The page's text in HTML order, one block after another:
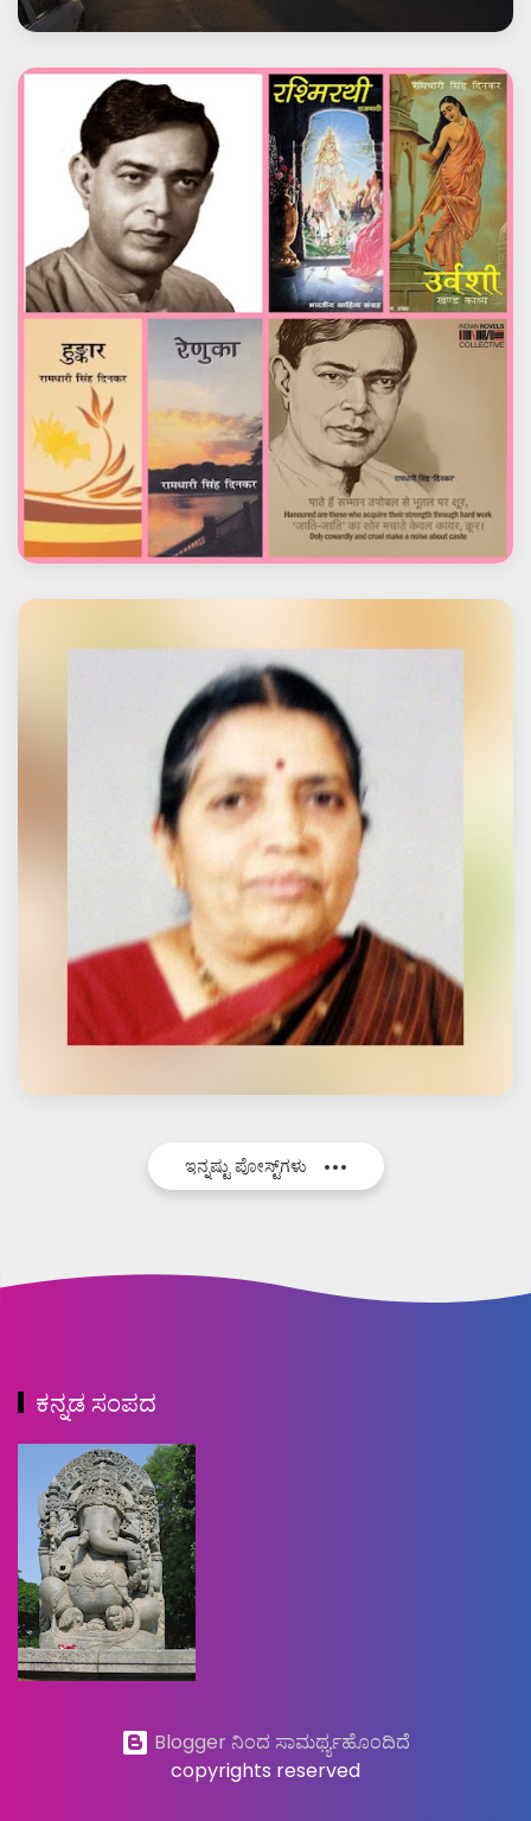
ಇನ್ನಷ್ಟು ಪೋಸ್ಟ್‌ಗಳು
ಕನ್ನಡ ಸಂಪದ
Blogger ನಿಂದ ಸಾಮರ್ಥ್ಯಹೊಂದಿದೆ
copyrights reserved